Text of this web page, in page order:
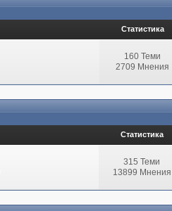
Статистика
160 Теми
2709 Мнения
Статистика
315 Теми
13899 Мнения